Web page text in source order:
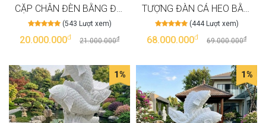
CẶP CHÂN ĐÈN BẰNG ĐÁ TRẮNG TỰ NHIÊN NGUYÊN KHỐI, CAO 40CM T4006
(543 Lượt xem)
20.000.000đ 21.000.000đ
TƯỢNG ĐÀN CÁ HEO BẰNG ĐÁ TRẮNG TỰ NHIÊN NGUYÊN KHỐI, CAO 1M2 NGANG 60CM T4005
(444 Lượt xem)
68.000.000đ 69.000.000đ
1% 1%